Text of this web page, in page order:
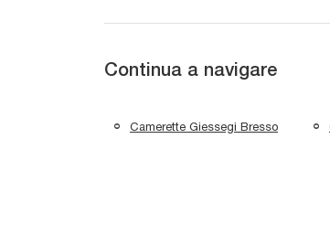
Continua a navigare
Camerette Giessegi Bresso